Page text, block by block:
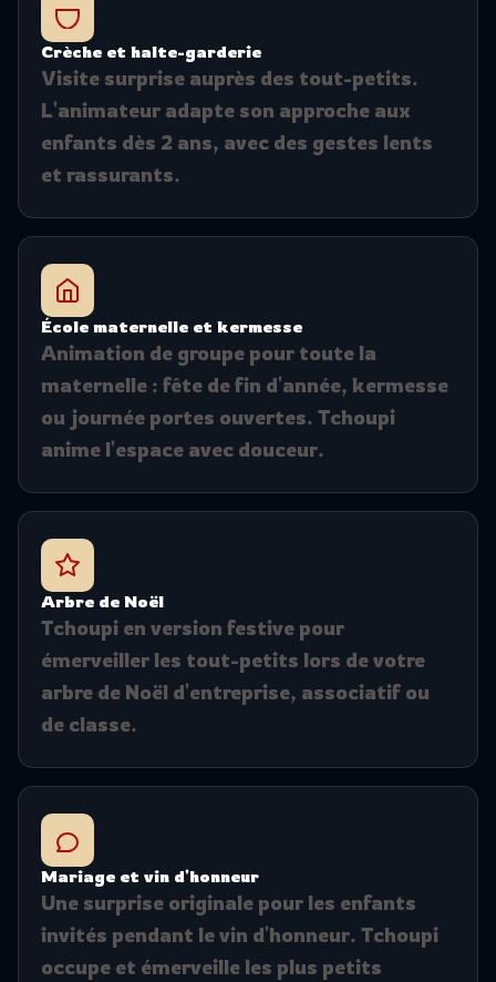
Crèche et halte-garderie
Visite surprise auprès des tout-petits.
L'animateur adapte son approche aux
enfants dès 2 ans, avec des gestes lents
et rassurants.
École maternelle et kermesse
Animation de groupe pour toute la
maternelle : fête de fin d'année, kermesse
ou journée portes ouvertes. Tchoupi
anime l'espace avec douceur.
Arbre de Noël
Tchoupi en version festive pour
émerveiller les tout-petits lors de votre
arbre de Noël d'entreprise, associatif ou
de classe.
Mariage et vin d'honneur
Une surprise originale pour les enfants
invités pendant le vin d'honneur. Tchoupi
occupe et émerveille les plus petits